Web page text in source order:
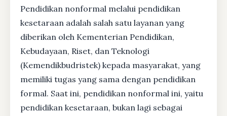
Pendidikan nonformal melalui pendidikan
kesetaraan adalah salah satu layanan yang
diberikan oleh Kementerian Pendidikan,
Kebudayaan, Riset, dan Teknologi
(Kemendikbudristek) kepada masyarakat, yang
memiliki tugas yang sama dengan pendidikan
formal. Saat ini, pendidikan nonformal ini, yaitu
pendidikan kesetaraan, bukan lagi sebagai